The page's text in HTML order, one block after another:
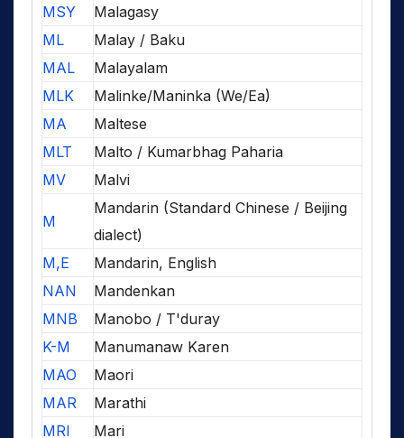
MSY
Malagasy
ML
Malay / Baku
MAL
Malayalam
MLK
Malinke/Maninka (We/Ea)
MA
Maltese
MLT
Malto / Kumarbhag Paharia
MV
Malvi
M
Mandarin (Standard Chinese / Beijing
dialect)
M,E
Mandarin, English
NAN
Mandenkan
MNB
Manobo / T'duray
K-M
Manumanaw Karen
MAO
Maori
MAR
Marathi
MRI
Mari